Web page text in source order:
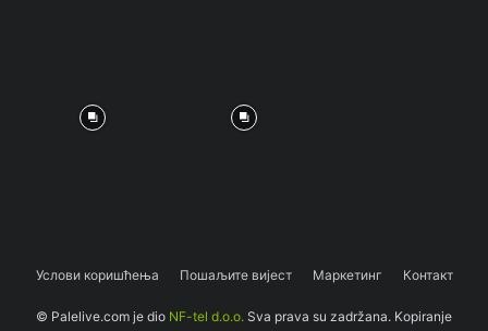
Услови коришћења Пошаљите вијест Маркетинг Контакт
© Palelive.com je dio NF-tel d.o.o. Sva prava su zadržana. Kopiranje